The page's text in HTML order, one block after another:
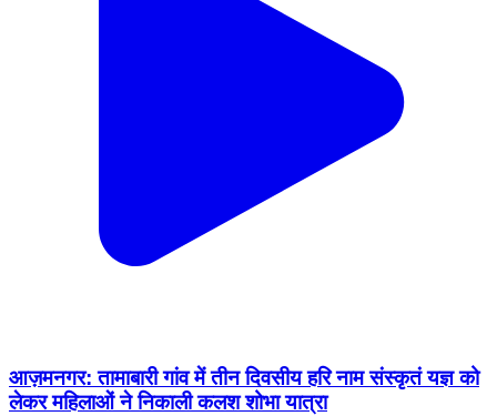
आज़मनगर: तामाबारी गांव में तीन दिवसीय हरि नाम संस्कृतं यज्ञ को
लेकर महिलाओं ने निकाली कलश शोभा यात्रा